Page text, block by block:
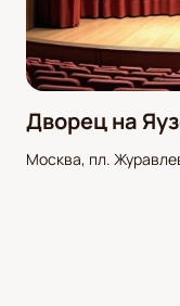
Дворец на
Москва, пл.